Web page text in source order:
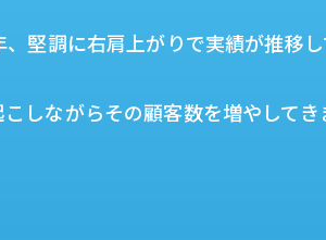
堅調に右肩上がりで実績が推移し
しながらその顧客数を増やしてき